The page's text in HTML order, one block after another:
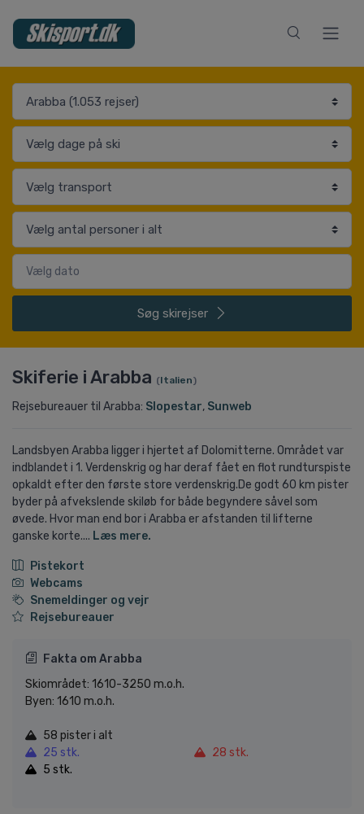
Søg skirejser
Skiferie i Arabba (Italien)
Rejsebureauer til Arabba: Slopestar, Sunweb
Landsbyen Arabba ligger i hjertet af Dolomitterne. Området var
indblandet i 1. Verdenskrig og har deraf fået en flot rundturspiste
opkaldt efter den første store verdenskrig.De godt 60 km pister
byder på afvekslende skiløb for både begyndere såvel som
øvede. Hvor man end bor i Arabba er afstanden til lifterne
ganske korte.... Læs mere.
Pistekort
Webcams
Snemeldinger og vejr
Rejsebureauer
Fakta om Arabba
Skiområdet: 1610-3250 m.o.h.
Byen: 1610 m.o.h.
58 pister i alt
25 stk.
28 stk.
5 stk.